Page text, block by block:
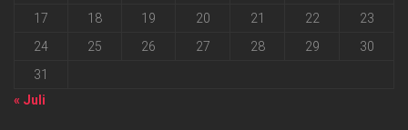
17
18 19 20 21 22
23
24
25 26 27 28 29
30
31
« Juli